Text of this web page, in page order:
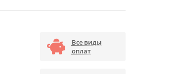
Все виды
оплат